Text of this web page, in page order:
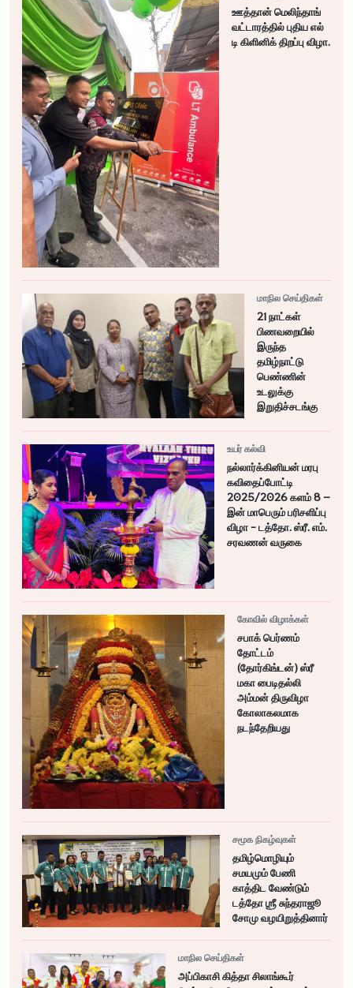
ஊத்தான் மெலிந்தாங்
வட்டாரத்தில் புதிய எல்
டி கிளினிக் திறப்பு விழா.
மாநில செய்திகள்
21 நாட்கள்
பிணவறையில்
இருந்த
தமிழ்நாட்டு
பெண்ணின்
உடலுக்கு
இறுதிச்சடங்கு
உயர் கல்வி
நல்லார்க்கினியன் மரபு
கவிதைப்போட்டி
2025/2026 களம் 8 –
இன் மாபெரும் பரிசளிப்பு
விழா - டத்தோ. ஸ்ரீ. எம்.
சரவணன் வருகை
கோவில் விழாக்கள்
சபாக் பெர்ணம்
தோட்டம்
(தோர்கிங்டன்) ஸ்ரீ
மகா பைடிதல்லி
அம்மன் திருவிழா
கோலாகலமாக
நடந்தேறியது
சமூக நிகழ்வுகள்
தமிழ்மொழியும்
சமயமும் பேணி
காத்திட வேண்டும்
டத்தோ ஶ்ரீ சுந்தராஜூ
சோமு வழயிறுத்தினார்
மாநில செய்திகள்
அப்பிகாசி கித்தா சிலாங்கூர்